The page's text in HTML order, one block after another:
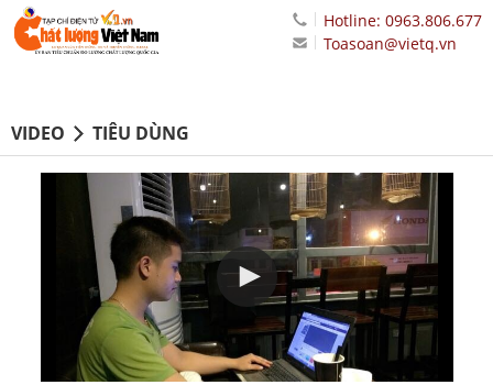
Hotline: 0963.806.677
Toasoan@vietq.vn
VIDEO TIÊU DÙNG